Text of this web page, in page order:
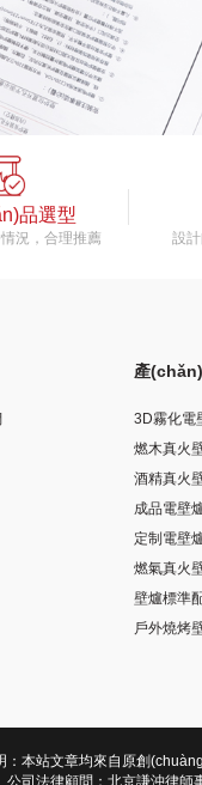
品選型
況，合理推薦 設計
產
3D霧化電
燃木真火
酒精真火
成品電壁
定制電壁
燃氣真火
壁爐標準
戶外燒烤
：本站文章均來自原創
司法律顧問：北京謙沖律師